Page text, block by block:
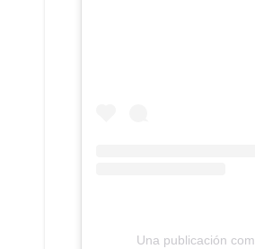
Una publicación